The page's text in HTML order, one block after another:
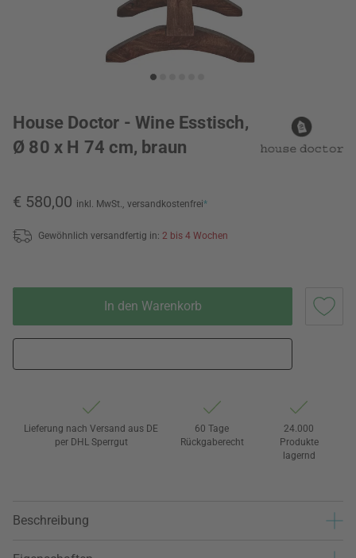
House Doctor - Wine Esstisch,
Ø 80 x H 74 cm, braun
€ 580,00 inkl. MwSt., versandkostenfrei*
Gewöhnlich versandfertig in: 2 bis 4 Wochen
In den Warenkorb
Lieferung nach Versand aus DE
per DHL Sperrgut
60 Tage
Rückgaberecht
24.000
Produkte
lagernd
Beschreibung